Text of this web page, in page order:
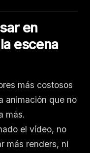
en
escena
más costosos
animación que no
más.
el vídeo, no
más renders, ni